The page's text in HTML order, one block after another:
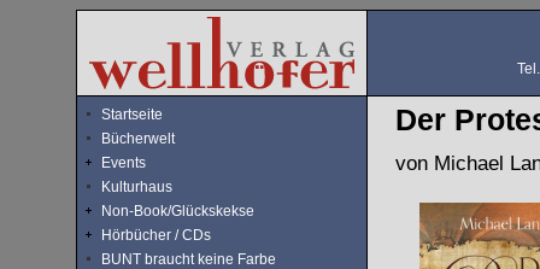
Startseite
Bücherwelt
Events
Kulturhaus
Non-Book/Glückskekse
Hörbücher / CDs
BUNT braucht keine Farbe
Der
von Michael